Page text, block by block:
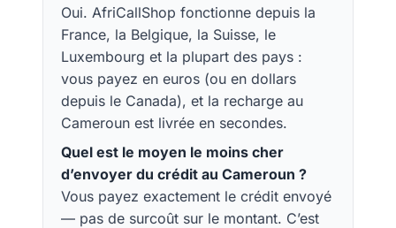
Oui. AfriCallShop fonctionne depuis la
France, la Belgique, la Suisse, le
Luxembourg et la plupart des pays :
vous payez en euros (ou en dollars
depuis le Canada), et la recharge au
Cameroun est livrée en secondes.
Quel est le moyen le moins cher
d’envoyer du crédit au Cameroun ?
Vous payez exactement le crédit envoyé
— pas de surcoût sur le montant. C’est